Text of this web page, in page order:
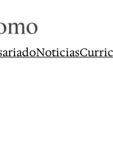
Noticias